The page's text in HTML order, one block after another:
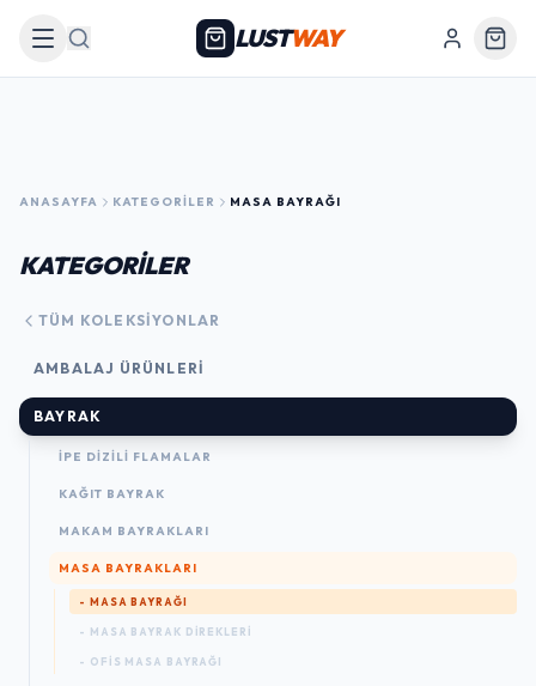
Arama LUSTWAY
ANASAYFA KATEGORILER MASA BAYRAĞI
KATEGORİLER
TÜM KOLEKSIYONLAR
AMBALAJ ÜRÜNLERI
BAYRAK
İPE DİZİLİ FLAMALAR
KAĞIT BAYRAK
MAKAM BAYRAKLARI
MASA BAYRAKLARI
- MASA BAYRAĞI
- MASA BAYRAK DIREKLERI
- OFIS MASA BAYRAĞI